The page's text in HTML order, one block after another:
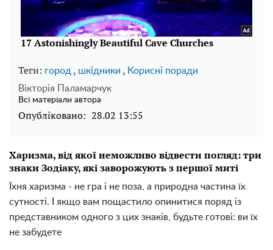
Теги: город , шкідники , Корисні поради
Вікторія Паламарчук
Всі матеріали автора
Опубліковано: 28.02 13:55
Харизма, від якої неможливо відвести погляд: три
знаки Зодіаку, які заворожують з першої миті
Їхня харизма - не гра і не поза, а природна частина їх
сутності. І якщо вам пощастило опинитися поряд із
представником одного з цих знаків, будьте готові: ви їх
не забудете